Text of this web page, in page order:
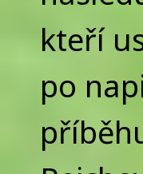
kteří
po